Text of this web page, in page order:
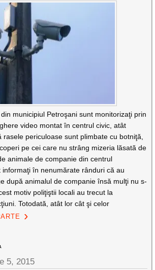
municipiul Petroşani sunt monitorizaţi prin
video montat în centrul civic, atât
rasele periculoase sunt plimbate cu botniţă,
pe cei care nu strâng mizeria lăsată de
animale de companie din centrul
informaţi în nenumărate rânduri că au
după animalul de companie însă mulţi nu s-
motiv poliţiştii locali au trecut la
Totodată, atât lor cât şi celor
5, 2015